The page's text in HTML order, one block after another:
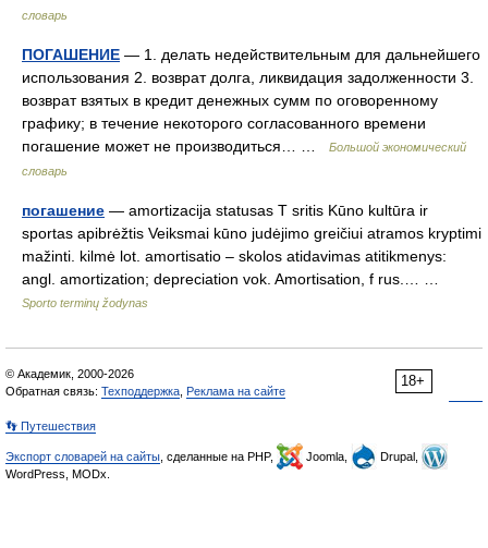
словарь
ПОГАШЕНИЕ — 1. делать недействительным для дальнейшего
использования 2. возврат долга, ликвидация задолженности 3.
возврат взятых в кредит денежных сумм по оговоренному
графику; в течение некоторого согласованного времени
погашение может не производиться… …
Большой экономический
словарь
погашение — amortizacija statusas T sritis Kūno kultūra ir
sportas apibrėžtis Veiksmai kūno judėjimo greičiui atramos kryptimi
mažinti. kilmė lot. amortisatio – skolos atidavimas atitikmenys:
angl. amortization; depreciation vok. Amortisation, f rus.… …
Sporto terminų žodynas
18+
© Академик, 2000-2026
Обратная связь: Техподдержка Реклама на сайте
👣 Путешествия
Экспорт словарей на сайты , сделанные на PHP, Joomla,
Drupal,
WordPress, MODx.